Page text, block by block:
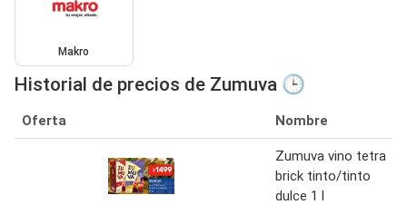
Makro
Historial de precios de Zumuva 🕒
Oferta Nombre
Zumuva vino tetra
brick tinto/tinto
dulce 1 l